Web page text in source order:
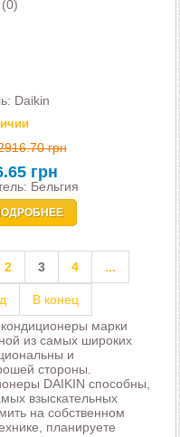
Daikin
грн
грн
Бельгия
2 3 4 ...
В конец
марки
из самых широких
и
стороны.
DAIKIN способны,
взыскательных
на собственном
планируете